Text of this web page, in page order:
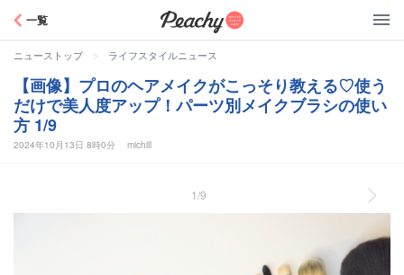
一覧
ニューストップ > ライフスタイルニュース
【画像】プロのヘアメイクがこっそり教える♡使う
だけで美人度アップ！パーツ別メイクブラシの使い
方 1/9
2024年10月13日 8時0分 michill
1/9